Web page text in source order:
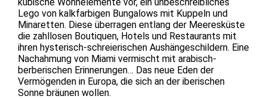
Lego von kalkfarbigen Bungalows mit Kuppeln und
Minaretten. Diese überragen entlang der Meeresküste
die zahllosen Boutiquen, Hotels und Restaurants mit
ihren hysterisch-schreierischen Aushängeschildern. Eine
Nachahmung von Miami vermischt mit arabisch-
berberischen Erinnerungen… Das neue Eden der
Vermögenden in Europa, die sich an der iberischen
Sonne bräunen wollen.